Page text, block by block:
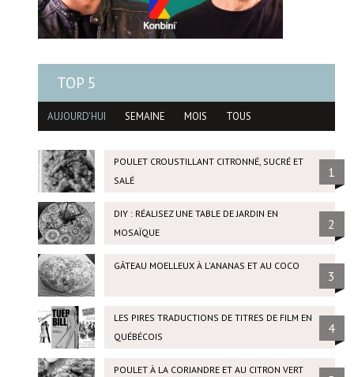
TOP 5
AUJOURD'HUI SEMAINE MOIS TOUS
POULET CROUSTILLANT CITRONNÉ, SUCRÉ ET
SALÉ
1
DIY : RÉALISEZ UNE TABLE DE JARDIN EN
MOSAÏQUE
2
GÂTEAU MOELLEUX À L'ANANAS ET AU COCO
3
LES PIRES TRADUCTIONS DE TITRES DE FILM EN
QUÉBÉCOIS
4
POULET À LA CORIANDRE ET AU CITRON VERT